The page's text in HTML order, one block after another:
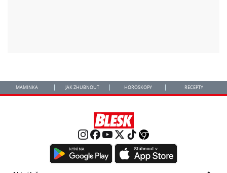
MAMINKA JAK ZHUBNOUT HOROSKOPY RECEPTY